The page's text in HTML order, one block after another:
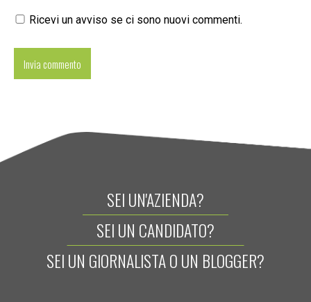
Ricevi un avviso se ci sono nuovi commenti.
SEI UN'AZIENDA?
SEI UN CANDIDATO?
SEI UN GIORNALISTA O UN BLOGGER?